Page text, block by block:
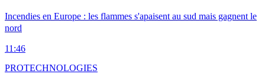
Incendies en Europe : les flammes s'apaisent au sud mais gagnent le
nord
11:46
PROTECHNOLOGIES